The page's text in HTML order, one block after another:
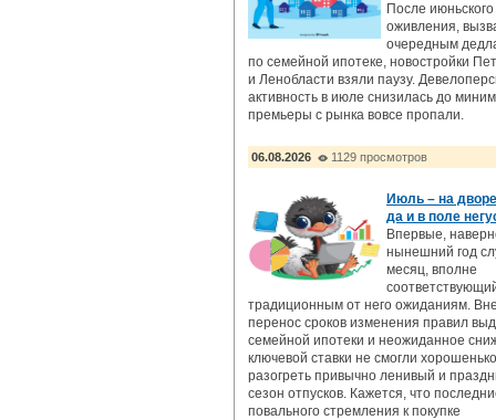
После июньского
оживления,
очередным
по семейной ипотеке, новостройки
и Ленобласти взяли паузу.
активность в июле снизилась до
премьеры с рынка вовсе пропали.
06.08.2026 1129 просмотров
Июль – на
да и в поле
Впервые,
нынешний год
месяц, вполне
традиционным от него ожиданиям.
перенос сроков изменения правил
семейной ипотеки и неожиданное
ключевой ставки не смогли хорошенько
разогреть привычно ленивый и
сезон отпусков. Кажется, что
повального стремления к покупке